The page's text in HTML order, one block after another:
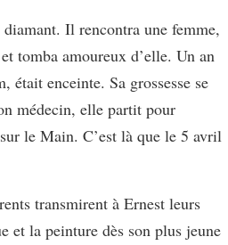
Il rencontra une femme,
tomba amoureux d’elle. Un an
était enceinte. Sa grossesse se
médecin, elle partit pour
le Main. C’est là que le 5 avril
transmirent à Ernest leurs
et la peinture dès son plus jeune